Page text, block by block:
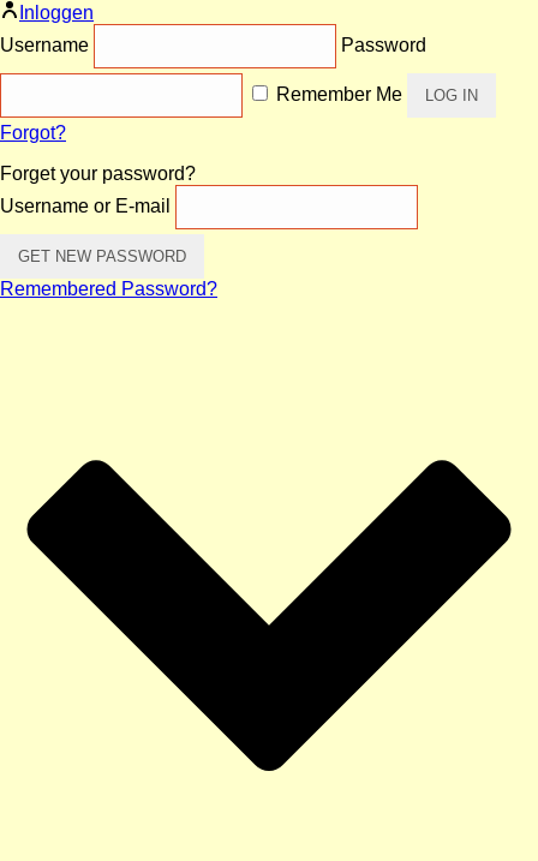
Inloggen
Username
Password
Remember Me
Forgot?
Forget your password?
Username or E-mail
Remembered Password?